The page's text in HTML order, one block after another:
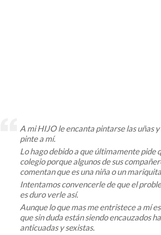
A mi HIJO le encanta pintarse las uñas
pinte a mí.
Lo hago debido a que últimamente pide
colegio porque algunos de sus
comentan que es una niña o un
Intentamos convencerle de que el
es duro verle así.
Aunque lo que mas me entristece a mí
que sin duda están siendo encauzados
anticuadas y sexistas.